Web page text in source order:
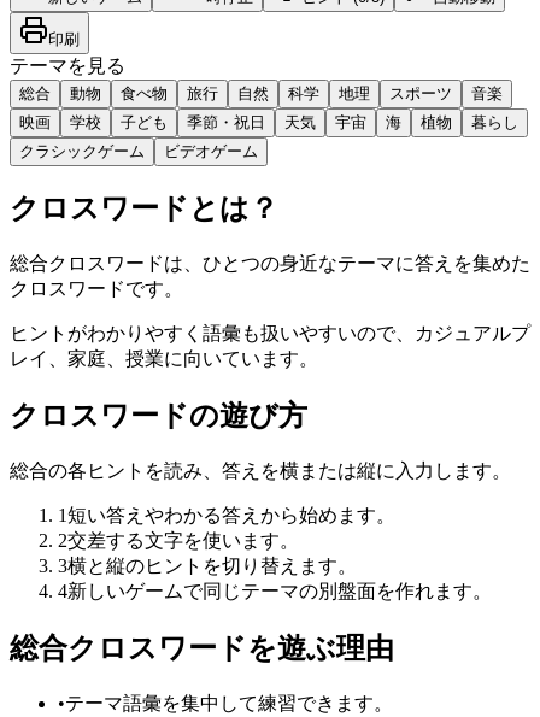
印刷
テーマを見る
総合 動物 食べ物 旅行 自然 科学 地理 スポーツ
音楽
映画
学校 子ども 季節・祝日 天気 宇宙 海 植物
暮らし
クラシックゲーム
ビデオゲーム
クロスワードとは？
総合クロスワードは、ひとつの身近なテーマに答えを集めた
クロスワードです。
ヒントがわかりやすく語彙も扱いやすいので、カジュアルプ
レイ、家庭、授業に向いています。
クロスワードの遊び方
総合の各ヒントを読み、答えを横または縦に入力します。
1短い答えやわかる答えから始めます。
2交差する文字を使います。
3横と縦のヒントを切り替えます。
4新しいゲームで同じテーマの別盤面を作れます。
総合クロスワードを遊ぶ理由
•テーマ語彙を集中して練習できます。